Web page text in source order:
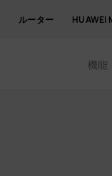
ルーター HUAWEI
機能